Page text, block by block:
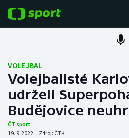
Fotbal
Hokej
Tenis
Atletika
VOLEJBAL
Volejbalisté
udrželi
Budějovice
ČT sport
19. 9. 2022 | Zdroj: ČTK